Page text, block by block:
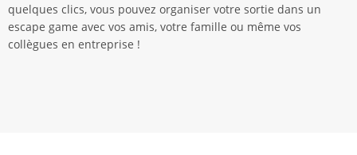
quelques clics, vous pouvez organiser votre sortie dans un
escape game avec vos amis, votre famille ou même vos
collègues en entreprise !